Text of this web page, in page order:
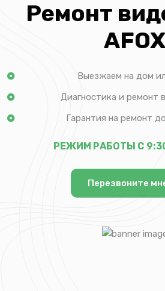
Ремонт
AFOX
Выезжаем на дом
Диагностика и ремонт
Гарантия на ремонт
РЕЖИМ РАБОТЫ С
Перезвоните